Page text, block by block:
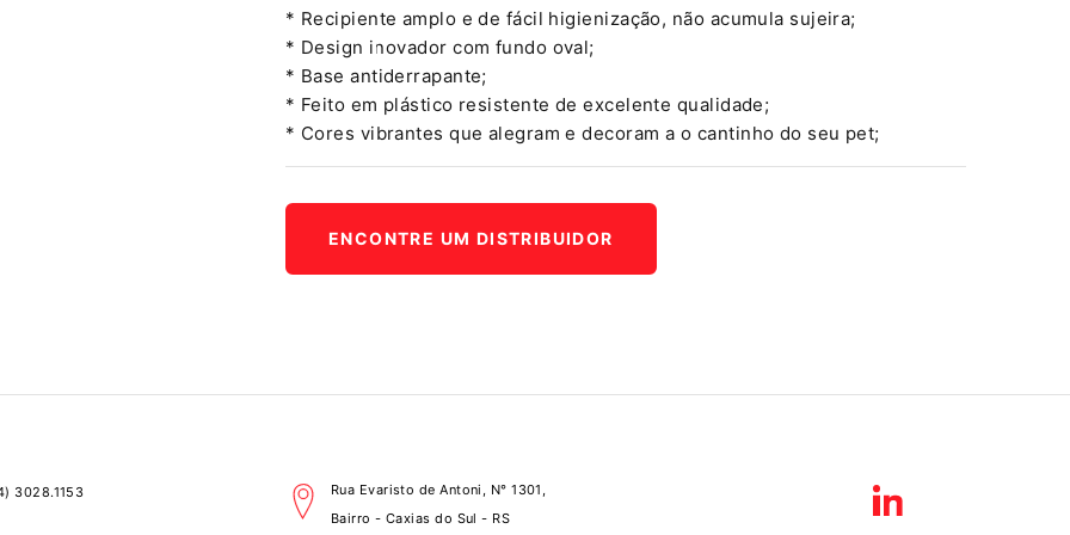
* Recipiente amplo e de fácil higienização, não acumula sujeira;
* Design inovador com fundo oval;
* Base antiderrapante;
* Feito em plástico resistente de excelente qualidade;
* Cores vibrantes que alegram e decoram a o cantinho do seu pet;
ENCONTRE UM DISTRIBUIDOR
3028.1153
Rua Evaristo de Antoni, N° 1301,
Bairro - Caxias do Sul - RS